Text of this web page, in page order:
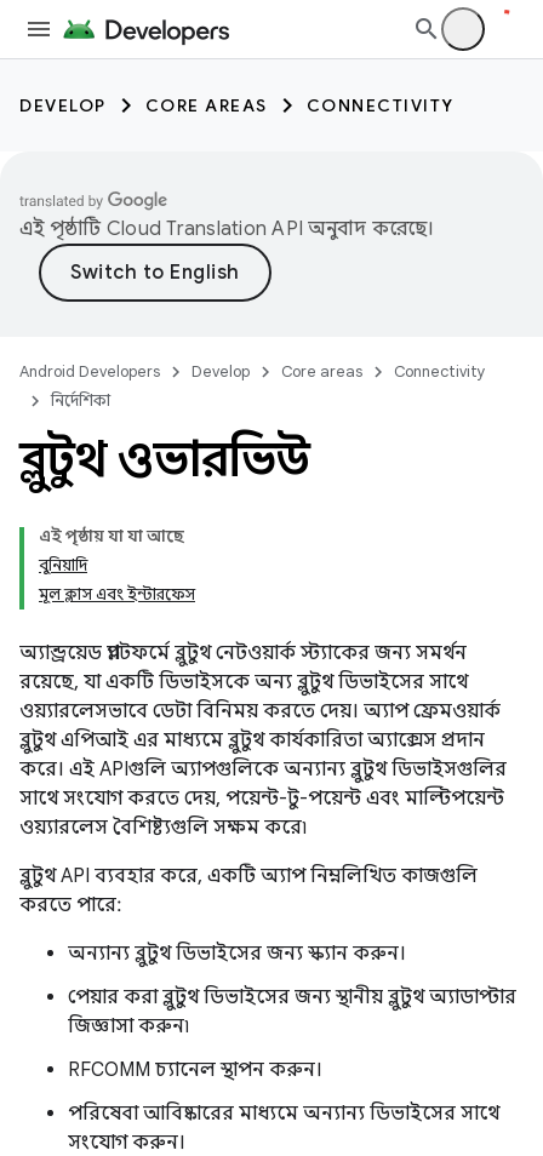
DEVELOP CORE AREAS CONNECTIVITY
এই পৃষ্ঠাটি Cloud Translation API অনুবাদ করেছে।
Android Developers Develop Core areas
Connectivity
নির্দেশিকা
ব্লুটুথ ওভারভিউ
এই পৃষ্ঠায় যা যা আছে
বুনিয়াদি
মূল ক্লাস এবং ইন্টারফেস
অ্যান্ড্রয়েড প্ল্যাটফর্মে ব্লুটুথ নেটওয়ার্ক স্ট্যাকের জন্য সমর্থন
রয়েছে, যা একটি ডিভাইসকে অন্য ব্লুটুথ ডিভাইসের সাথে
ওয়্যারলেসভাবে ডেটা বিনিময় করতে দেয়। অ্যাপ ফ্রেমওয়ার্ক
ব্লুটুথ এপিআই এর মাধ্যমে ব্লুটুথ কার্যকারিতা অ্যাক্সেস প্রদান
করে। এই APIগুলি অ্যাপগুলিকে অন্যান্য ব্লুটুথ ডিভাইসগুলির
সাথে সংযোগ করতে দেয়, পয়েন্ট-টু-পয়েন্ট এবং মাল্টিপয়েন্ট
ওয়্যারলেস বৈশিষ্ট্যগুলি সক্ষম করে৷
ব্লুটুথ API ব্যবহার করে, একটি অ্যাপ নিম্নলিখিত কাজগুলি
করতে পারে:
অন্যান্য ব্লুটুথ ডিভাইসের জন্য স্ক্যান করুন।
পেয়ার করা ব্লুটুথ ডিভাইসের জন্য স্থানীয় ব্লুটুথ অ্যাডাপ্টার
জিজ্ঞাসা করুন৷
RFCOMM চ্যানেল স্থাপন করুন।
পরিষেবা আবিষ্কারের মাধ্যমে অন্যান্য ডিভাইসের সাথে
সংযোগ করুন।